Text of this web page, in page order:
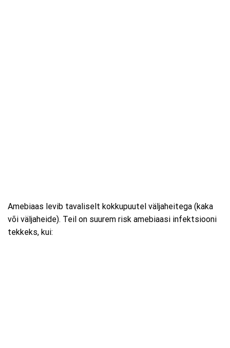
Amebiaas levib tavaliselt kokkupuutel väljaheitega (kaka
või väljaheide). Teil on suurem risk amebiaasi infektsiooni
tekkeks, kui: